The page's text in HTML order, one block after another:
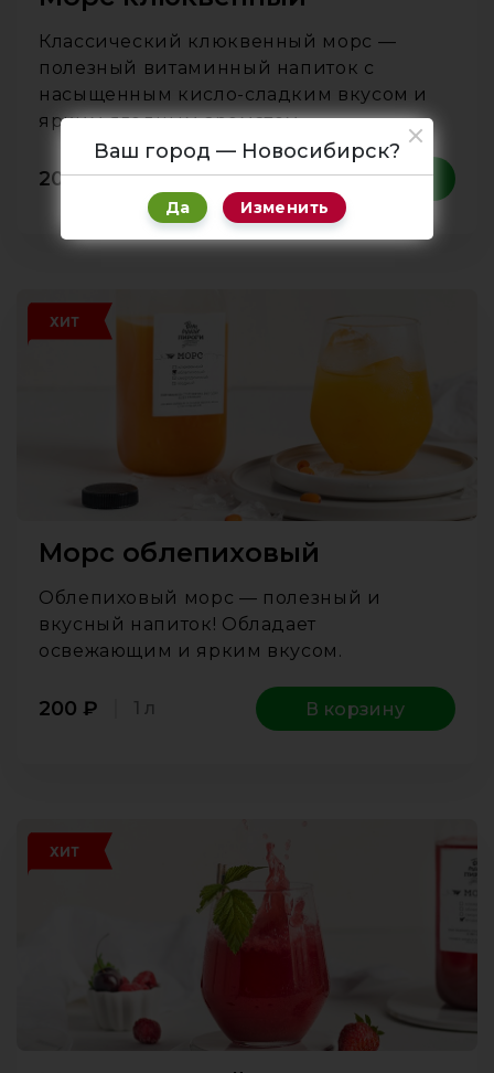
Классический клюквенный морс —
полезный витаминный напиток с
насыщенным кисло-сладким вкусом и
ярким ягодным ароматом.
200 ₽ 1 л В корзину
ХИТ
Морс облепиховый
Облепиховый морс — полезный и
вкусный напиток! Обладает
освежающим и ярким вкусом.
200 ₽ 1 л В корзину
ХИТ
Ваш город — Новосибирск?
Да Изменить